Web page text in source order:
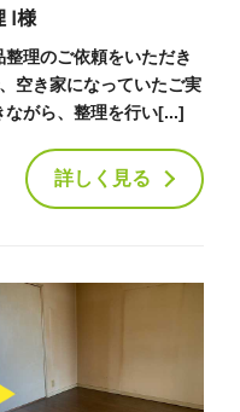
I様
理のご依頼をいただき
空き家になっていたご実
ながら、整理を行い[...]
詳しく見る